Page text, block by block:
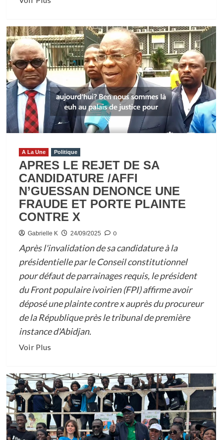
plus
sur
SOCIETE/4E
EDITION
D’ABIDJAN
MEDIA
FORUM
DR
YAMOUSSA
COULIBALY
CONVIE
LES
JOURNALISTES
A
LA
CULTURE
DE
LA
PAIX
SOCIALE
A La Une Politique
APRES LE REJET DE SA
CANDIDATURE /AFFI
N’GUESSAN DENONCE UNE
FRAUDE ET PORTE PLAINTE
CONTRE X
Gabrielle K 24/09/2025 0
Après l'invalidation de sa candidature à la
présidentielle par le Conseil constitutionnel
pour défaut de parrainages requis, le président
du Front populaire ivoirien (FPI) affirme avoir
déposé une plainte contre x auprès du procureur
de la République près le tribunal de première
instance d'Abidjan.
Voir PlusEn
plus
sur
APRES
LE
REJET
DE